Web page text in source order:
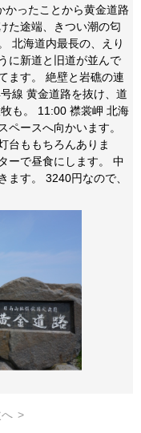
かったことから黄金道路
た途端、きつい潮の匂
北海道内最長の、えり
に新道と旧道が並んで
ます。 絶壁と岩礁の連
線 黄金道路を抜け、道
も。 11:00 襟裳岬 北海
ペースへ向かいます。
台ももちろんありま
ーで昼食にします。 中
ます。 3240円なので、
>